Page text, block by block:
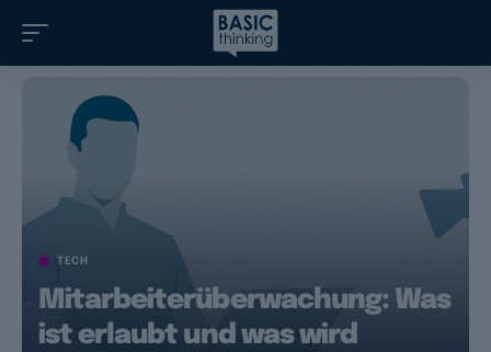
TECH
Mitarbeiterüberwachung: Was
ist erlaubt und was wird